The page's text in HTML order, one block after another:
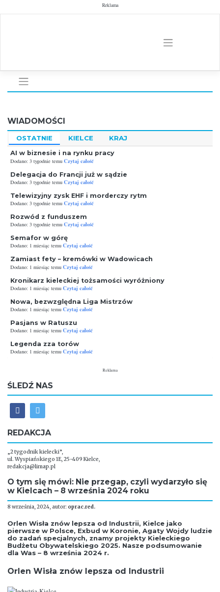
to
Reklama
O tym się mówi: Nie przegap, czyli wydarzyło się
w Kielcach – 8 września 2024 roku
8 września, 2024, autor: oprac.red.
Orlen Wisła znów lepsza od Industrii, Kielce jako
pierwsze w Polsce, Exbud w Koronie, Agaty Wojdy ludzie
do zadań specjalnych, znamy projekty Kieleckiego
Budżetu Obywatelskiego 2025. Nasze podsumowanie
dla Was – 8 września 2024 r.
Orlen Wisła znów lepsza od Industrii
WIADOMOŚCI
OSTATNIE KIELCE KRAJ
AI w biznesie i na rynku pracy
Dodano: 3 tygodnie temu Czytaj całość
Delegacja do Francji już w sądzie
Dodano: 3 tygodnie temu Czytaj całość
Telewizyjny zysk EHF i morderczy rytm
Dodano: 3 tygodnie temu Czytaj całość
Rozwód z funduszem
Dodano: 3 tygodnie temu Czytaj całość
Semafor w górę
Dodano: 1 miesiąc temu Czytaj całość
Zamiast fety – kremówki w Wadowicach
Dodano: 1 miesiąc temu Czytaj całość
Kronikarz kieleckiej tożsamości wyróżniony
Dodano: 1 miesiąc temu Czytaj całość
Nowa, bezwzględna Liga Mistrzów
Dodano: 1 miesiąc temu Czytaj całość
Pasjans w Ratuszu
Dodano: 1 miesiąc temu Czytaj całość
Legenda zza torów
Dodano: 1 miesiąc temu Czytaj całość
Reklama
ŚLEDŹ NAS
REDAKCJA
„2 tygodnik kielecki”,
ul. Wyspiańskiego 1E, 25-409 Kielce,
redakcja@limap.pl